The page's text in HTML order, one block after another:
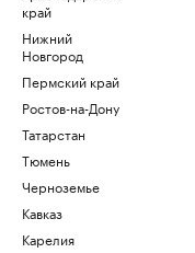
край
Нижний
Новгород
Пермский край
Ростов-на-Дону
Татарстан
Тюмень
Черноземье
Кавказ
Карелия